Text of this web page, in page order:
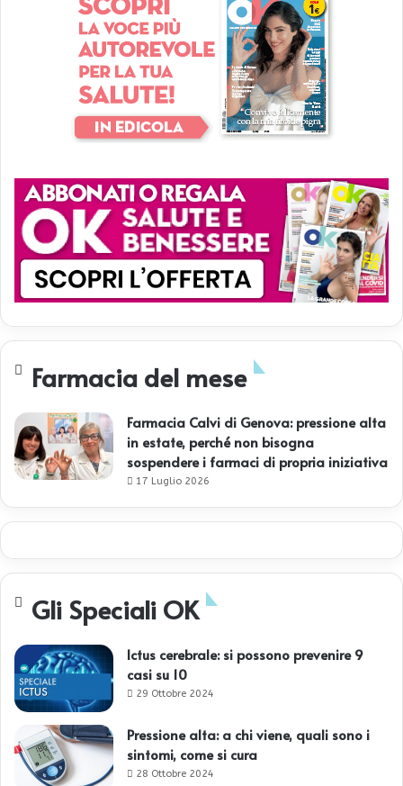
Farmacia del mese
Farmacia Calvi di Genova: pressione alta
in estate, perché non bisogna
sospendere i farmaci di propria iniziativa
17 Luglio 2026
Gli Speciali OK
Ictus cerebrale: si possono prevenire 9
casi su 10
29 Ottobre 2024
Pressione alta: a chi viene, quali sono i
sintomi, come si cura
28 Ottobre 2024